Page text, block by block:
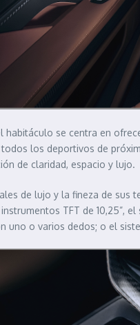
habitáculo se centra en
los deportivos de
de claridad, espacio y lujo.
de lujo y la fineza de
TFT de 10,25”,
uno o varios dedos; o el